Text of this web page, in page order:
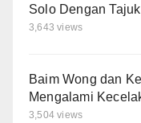
Solo Dengan
3,643 views
Baim Wong dan
Mengalami
3,504 views